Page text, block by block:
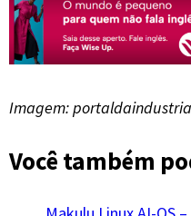
Imagem:
Você também